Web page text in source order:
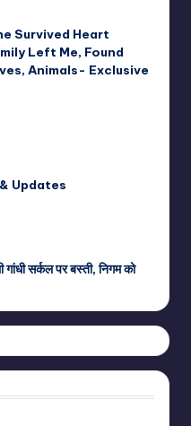
Survived Heart
Left Me, Found
Animals- Exclusive
Updates
सर्कल पर बस्ती, निगम को